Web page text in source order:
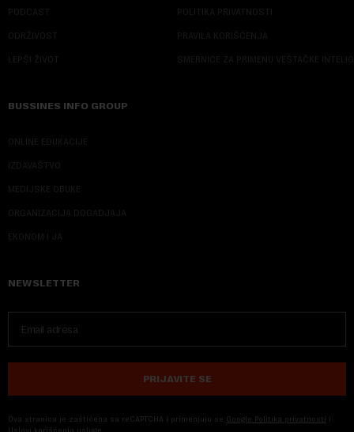
PODCAST
ODRŽIVOST
LEPŠI ŽIVOT
POLITIKA PRIVATNOSTI
PRAVILA KORIŠĆENJA
SMERNICE ZA PRIMENU VEŠTAČKE
BUSSINES INFO GROUP
ONLINE EDUKACIJE
IZDAVAŠTVO
MEDIJSKE OBUKE
ORGANIZACIJA DOGADJAJA
EKONOM I JA
NEWSLETTER
PRIJAVITE SE
Ova stranica je zaštićena sa reCAPTCHA i primenjuju se Google Politika privatnosti i
Uslovi korišćenja usluge